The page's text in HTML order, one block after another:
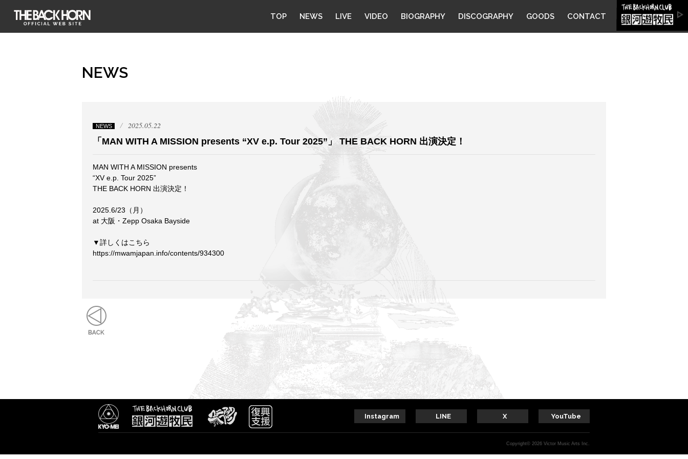
TOP NEWS LIVE VIDEO BIOGRAPHY DISCOGRAPHY GOODS CONTACT
NEWS
NEWS 2025.05.22
「MAN WITH A MISSION presents “XV e.p. Tour 2025”」 THE BACK HORN 出演決定！
MAN WITH A MISSION presents
“XV e.p. Tour 2025”
THE BACK HORN 出演決定！
2025.6/23（月）
at 大阪・Zepp Osaka Bayside
▼詳しくはこちら
https://mwamjapan.info/contents/934300
Instagram LINE X YouTube
Copyright© 2026 Victor Music Arts Inc.